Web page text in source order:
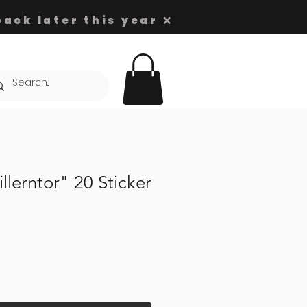
later this year ❌
20 Sticker